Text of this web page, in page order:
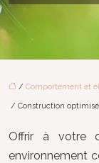
/ Comportement et
/ Construction
Offrir à votre
environnement